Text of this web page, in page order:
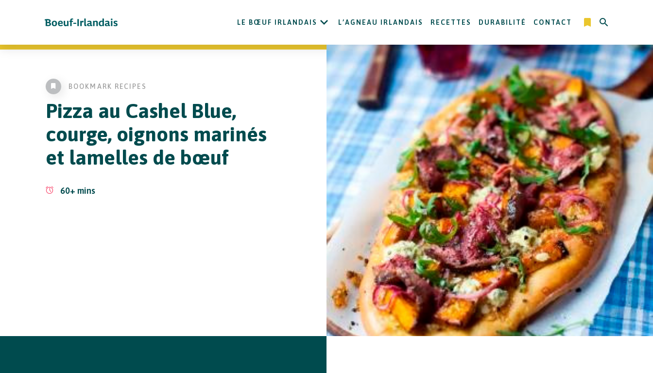
LE BŒUF IRLANDAIS L’AGNEAU IRLANDAIS RECETTES DURABILITÉ CONTACT
BOOKMARK RECIPES
Pizza au Cashel Blue,
courge, oignons marinés
et lamelles de bœuf
60+ mins